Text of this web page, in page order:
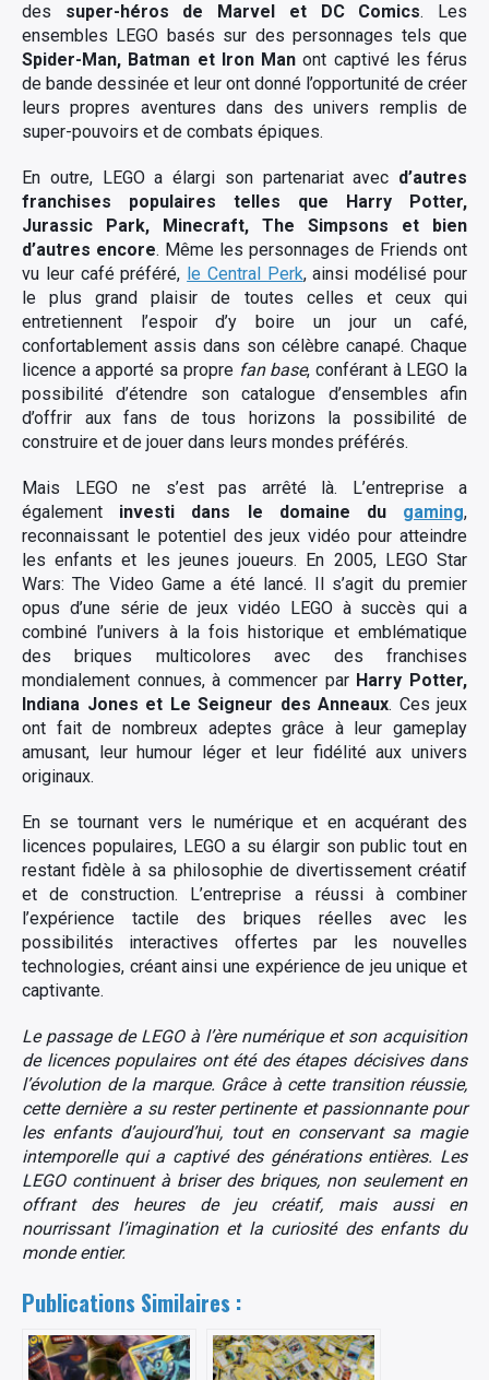
des super-héros de Marvel et DC Comics. Les
ensembles LEGO basés sur des personnages tels que
Spider-Man, Batman et Iron Man ont captivé les férus
de bande dessinée et leur ont donné l’opportunité de créer
leurs propres aventures dans des univers remplis de
super-pouvoirs et de combats épiques.
En outre, LEGO a élargi son partenariat avec d’autres
franchises populaires telles que Harry Potter,
Jurassic Park, Minecraft, The Simpsons et bien
d’autres encore. Même les personnages de Friends ont
vu leur café préféré, le Central Perk, ainsi modélisé pour
le plus grand plaisir de toutes celles et ceux qui
entretiennent l’espoir d’y boire un jour un café,
confortablement assis dans son célèbre canapé. Chaque
licence a apporté sa propre fan base, conférant à LEGO la
possibilité d’étendre son catalogue d’ensembles afin
d’offrir aux fans de tous horizons la possibilité de
construire et de jouer dans leurs mondes préférés.
Mais LEGO ne s’est pas arrêté là. L’entreprise a
également investi dans le domaine du gaming,
reconnaissant le potentiel des jeux vidéo pour atteindre
les enfants et les jeunes joueurs. En 2005, LEGO Star
Wars: The Video Game a été lancé. Il s’agit du premier
opus d’une série de jeux vidéo LEGO à succès qui a
combiné l’univers à la fois historique et emblématique
des briques multicolores avec des franchises
mondialement connues, à commencer par Harry Potter,
Indiana Jones et Le Seigneur des Anneaux. Ces jeux
ont fait de nombreux adeptes grâce à leur gameplay
amusant, leur humour léger et leur fidélité aux univers
originaux.
En se tournant vers le numérique et en acquérant des
licences populaires, LEGO a su élargir son public tout en
restant fidèle à sa philosophie de divertissement créatif
et de construction. L’entreprise a réussi à combiner
l’expérience tactile des briques réelles avec les
possibilités interactives offertes par les nouvelles
technologies, créant ainsi une expérience de jeu unique et
captivante.
Le passage de LEGO à l’ère numérique et son acquisition
de licences populaires ont été des étapes décisives dans
l’évolution de la marque. Grâce à cette transition réussie,
cette dernière a su rester pertinente et passionnante pour
les enfants d’aujourd’hui, tout en conservant sa magie
intemporelle qui a captivé des générations entières. Les
LEGO continuent à briser des briques, non seulement en
offrant des heures de jeu créatif, mais aussi en
nourrissant l’imagination et la curiosité des enfants du
monde entier.
Publications Similaires :